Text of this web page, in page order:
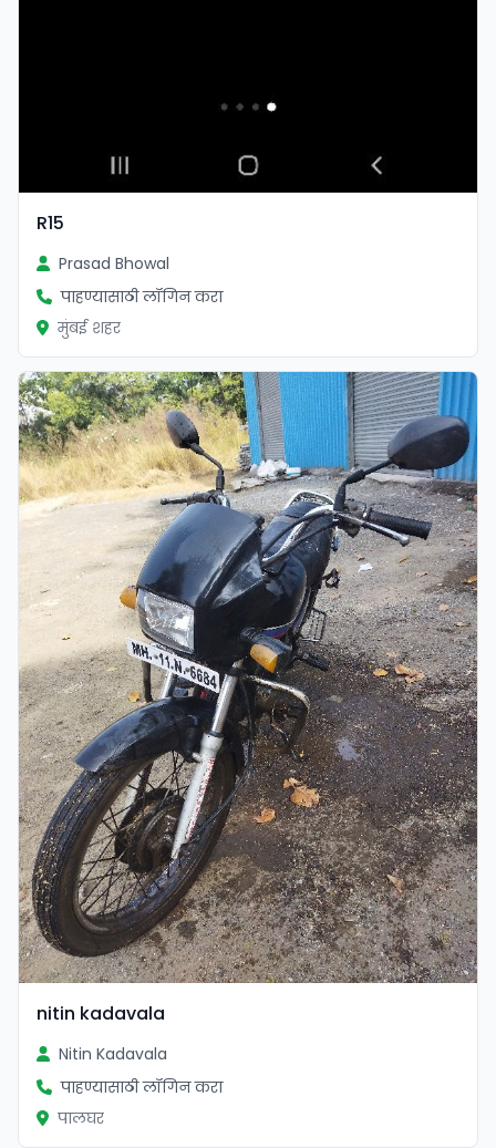
R15
Prasad Bhowal
पाहण्यासाठी लॉगिन करा
मुंबई शहर
nitin kadavala
Nitin Kadavala
पाहण्यासाठी लॉगिन करा
पालघर